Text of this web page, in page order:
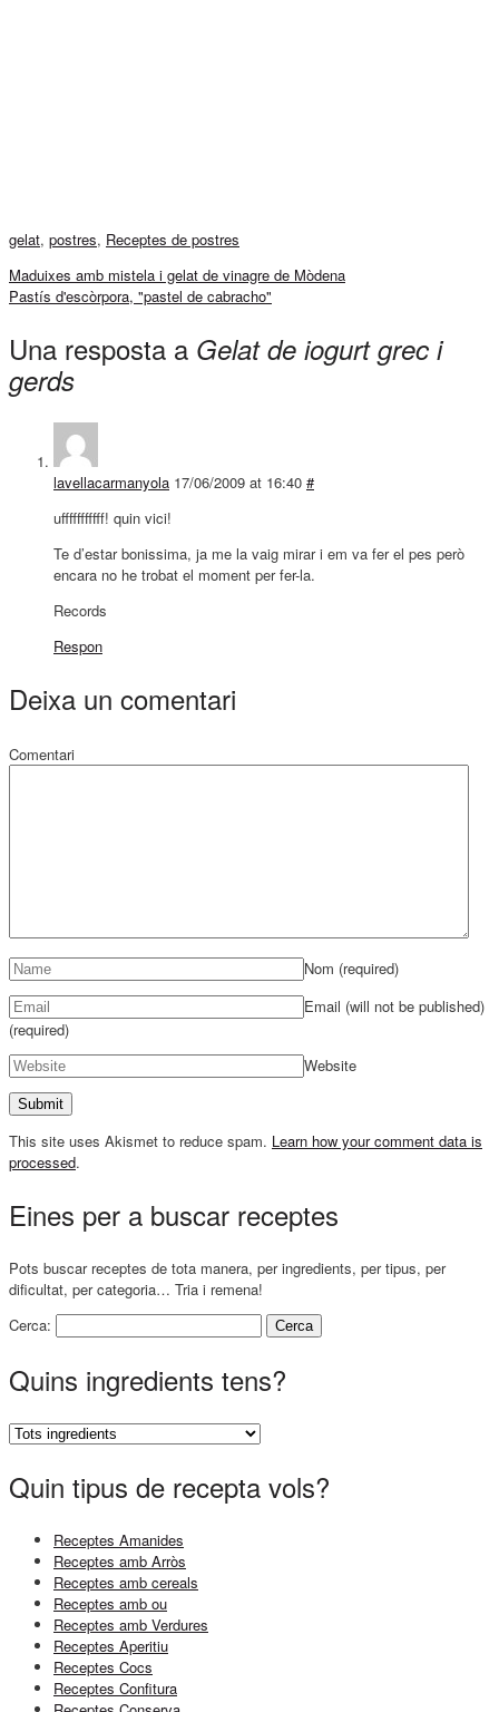
gelat, postres, Receptes de postres
Maduixes amb mistela i gelat de vinagre de Mòdena
Pastís d'escòrpora, "pastel de cabracho"
Una resposta a Gelat de iogurt grec i
gerds
lavellacarmanyola 17/06/2009 at 16:40 #
ufffffffffff! quin vici!
Te d’estar bonissima, ja me la vaig mirar i em va fer el pes però
encara no he trobat el moment per fer-la.
Records
Respon
Deixa un comentari
Comentari
Nom (required)
Email (will not be published)
(required)
Website
This site uses Akismet to reduce spam. Learn how your comment data is
processed.
Eines per a buscar receptes
Pots buscar receptes de tota manera, per ingredients, per tipus, per
dificultat, per categoria… Tria i remena!
Cerca:
Quins ingredients tens?
Quin tipus de recepta vols?
Receptes Amanides
Receptes amb Arròs
Receptes amb cereals
Receptes amb ou
Receptes amb Verdures
Receptes Aperitiu
Receptes Cocs
Receptes Confitura